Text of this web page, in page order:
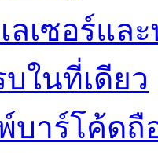
ลเซอร์แ
บในที่เดียว
บาร์โค้ด